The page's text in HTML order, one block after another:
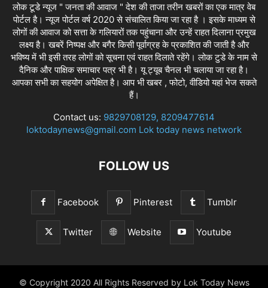
लोक टूडे न्यूज " जनता की आवाज " देश की ताजा तरीन खबरों का एक मात्र वेब
पोर्टल है। न्यूज पोर्टल वर्ष 2020 से संचालित किया जा रहा है । इसके माध्यम से
लोगों की आवाज को सत्ता के गलियारों तक पहुंचाना और उन्हें राहत दिलाना प्रमुख
लक्ष्य है। खबरें निष्पक्ष और बगैर किसी पूर्वाग्रह के प्रकाशित की जाती है और
भविष्य में भी इसी तरह लोगों को सूचना एवं राहत दिलाते रहेंगे। लोक टुडे के नाम से
दैनिक और पाक्षिक समाचार पत्र भी है। यू ट्यूब चैनल भी चलाया जा रहा है।
आपका सभी का सहयोग अपेक्षित है। आप भी खबर , फोटो, वीडियो यहां भेज सकते
हैं।
Contact us: 9829708129, 8209477614
loktodaynews@gmail.com Lok today news network
FOLLOW US
Facebook Pinterest Tumblr
Twitter Website Youtube
© Copyright 2020 All Rights Reserved by Lok Today News